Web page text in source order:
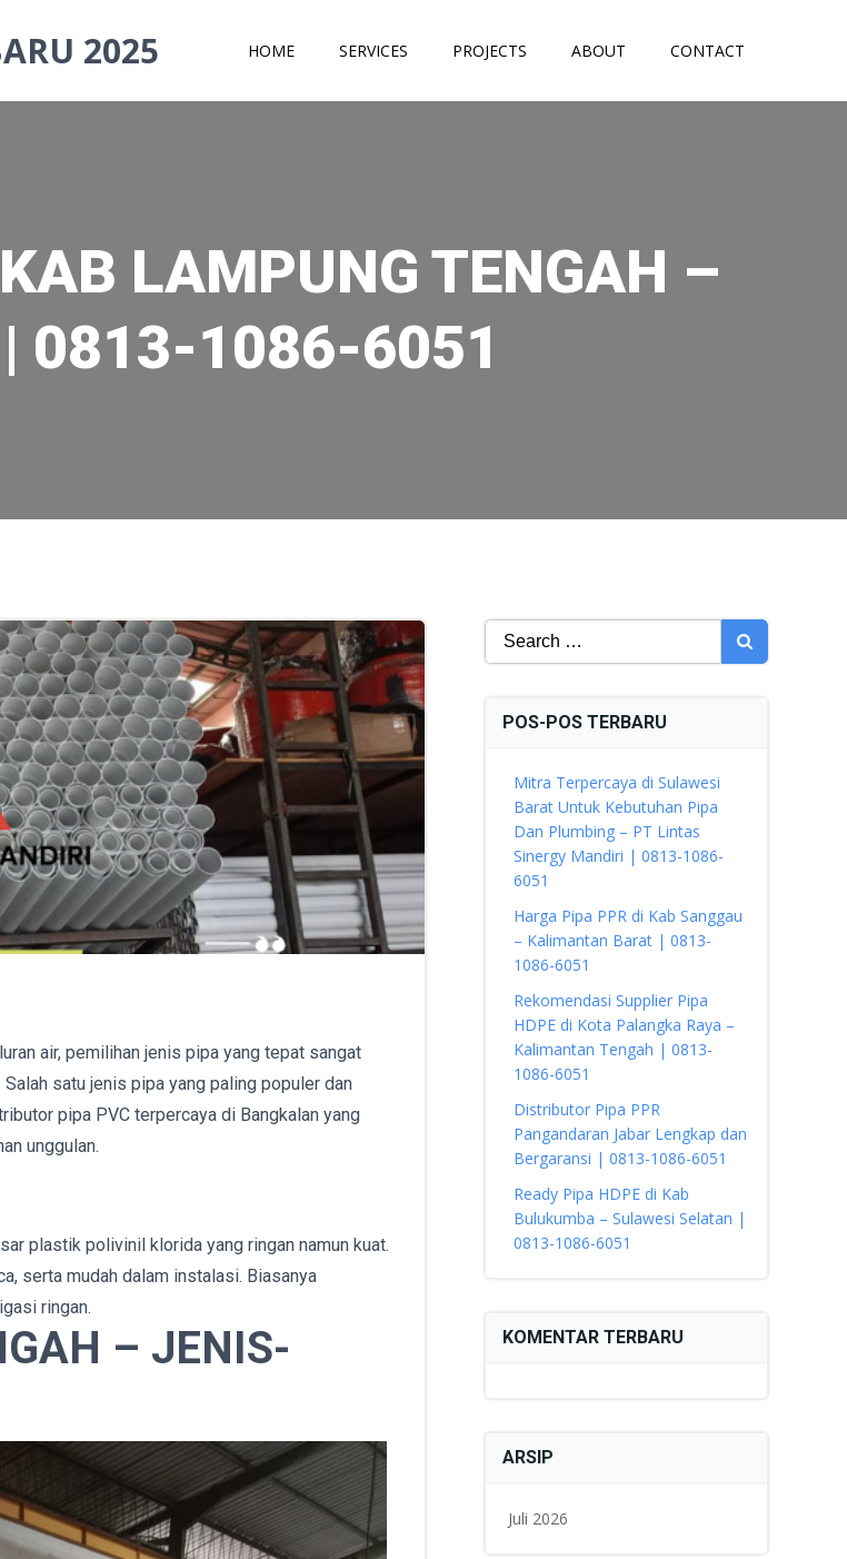
2025 HOME SERVICES PROJECTS ABOUT CONTACT
LAMPUNG TENGAH –
0813-1086-6051
air, pemilihan jenis pipa yang tepat sangat
satu jenis pipa yang paling populer dan
pipa PVC terpercaya di Bangkalan yang
unggulan.
plastik polivinil klorida yang ringan namun kuat.
serta mudah dalam instalasi. Biasanya
ringan.
– JENIS-
Search
POS-POS TERBARU
Mitra Terpercaya di Sulawesi
Barat Untuk Kebutuhan Pipa
Dan Plumbing – PT Lintas
Sinergy Mandiri | 0813-1086-
6051
Harga Pipa PPR di Kab Sanggau
– Kalimantan Barat | 0813-
1086-6051
Rekomendasi Supplier Pipa
HDPE di Kota Palangka Raya –
Kalimantan Tengah | 0813-
1086-6051
Distributor Pipa PPR
Pangandaran Jabar Lengkap dan
Bergaransi | 0813-1086-6051
Ready Pipa HDPE di Kab
Bulukumba – Sulawesi Selatan |
0813-1086-6051
KOMENTAR TERBARU
ARSIP
Juli 2026